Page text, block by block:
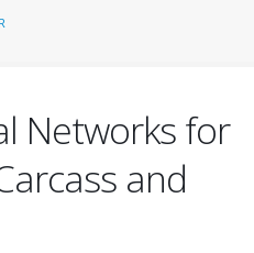
Networks for
and